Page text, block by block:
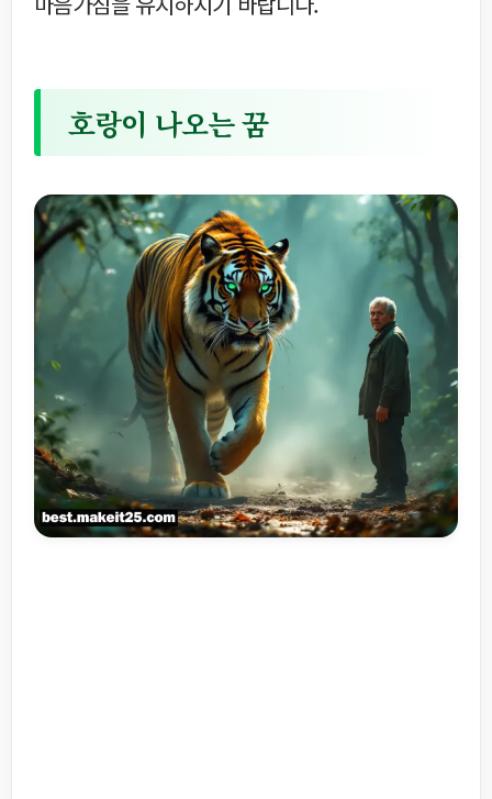
호랑이 나오는 꿈